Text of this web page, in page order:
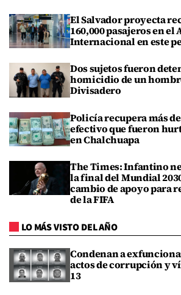
El Salvador proyecta
160,000 pasajeros en el
Internacional en este
Dos sujetos fueron
homicidio de un
Divisadero
Policía recupera más de
efectivo que fueron
en Chalchuapa
The Times: Infantino
la final del Mundial
cambio de apoyo para
de la FIFA
LO MÁS VISTO DEL AÑO
Condenan a
actos de corrupción y
13